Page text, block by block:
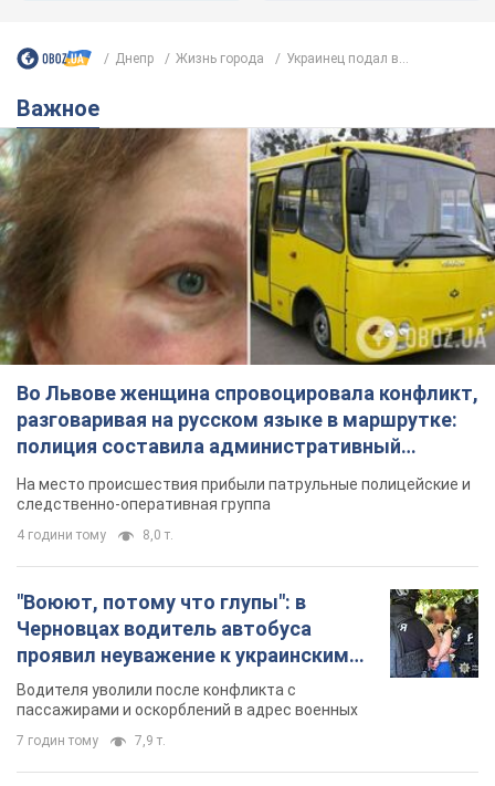
Днепр Жизнь города Украинец подал в...
Важное
Во Львове женщина спровоцировала конфликт,
разговаривая на русском языке в маршрутке:
полиция составила административный
протокол. Видео
На место происшествия прибыли патрульные полицейские и
следственно-оперативная группа
4 години тому 8,0 т.
"Воюют, потому что глупы": в
Черновцах водитель автобуса
проявил неуважение к украинским
военным и поплатился за это.
Видео
Водителя уволили после конфликта с
пассажирами и оскорблений в адрес военных
7 годин тому 7,9 т.